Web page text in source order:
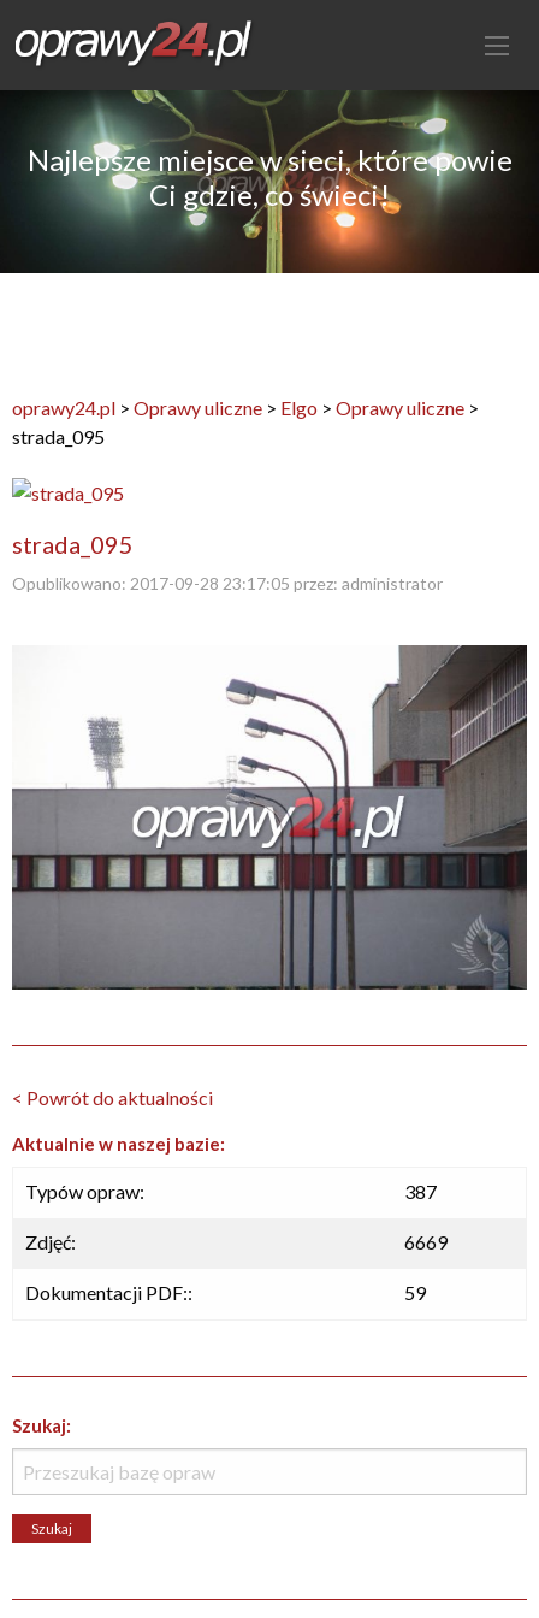
Najlepsze miejsce w sieci, które powie
Ci gdzie, co świeci!
oprawy24.pl > Oprawy uliczne > Elgo > Oprawy uliczne >
strada_095
strada_095
Opublikowano: 2017-09-28 23:17:05 przez: administrator
< Powrót do aktualności
Aktualnie w naszej bazie:
Typów opraw: 387
Zdjęć: 6669
Dokumentacji PDF:: 59
Szukaj: